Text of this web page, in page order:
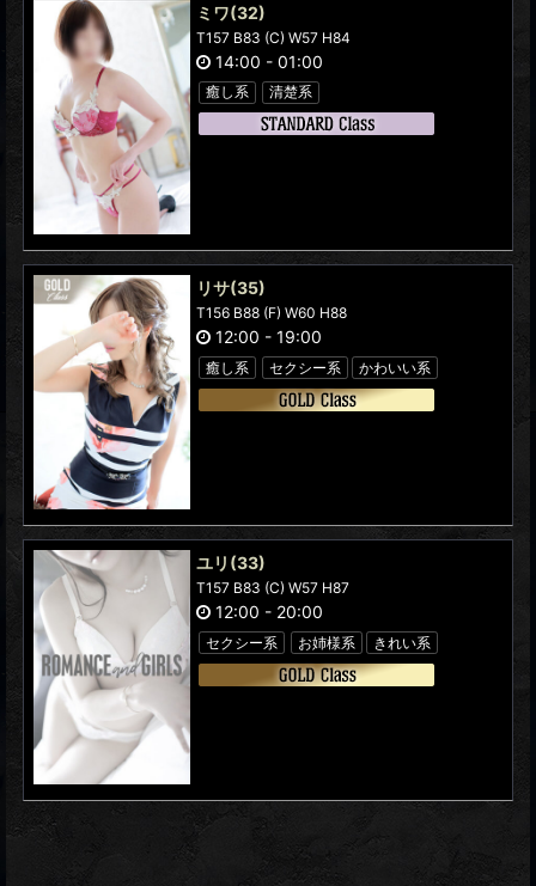
ミワ(32)
T157 B83 (C) W57 H84
14:00 - 01:00
癒し系 清楚系
リサ(35)
T156 B88 (F) W60 H88
12:00 - 19:00
癒し系 セクシー系 かわいい系
ユリ (33)
T157 B83 (C) W57 H87
12:00 - 20:00
セクシー系 お姉様系 きれい系